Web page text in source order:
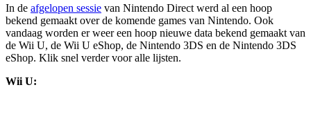
In de afgelopen sessie van Nintendo Direct werd al een hoop
bekend gemaakt over de komende games van Nintendo. Ook
vandaag worden er weer een hoop nieuwe data bekend gemaakt van
de Wii U, de Wii U eShop, de Nintendo 3DS en de Nintendo 3DS
eShop. Klik snel verder voor alle lijsten.
Wii U: